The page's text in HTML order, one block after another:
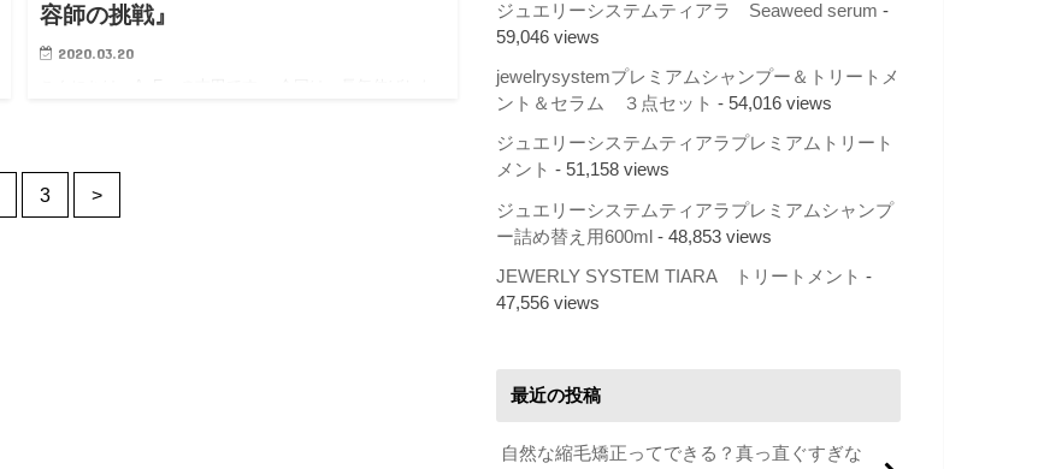
容師の挑戦』
2020.03.20
った。。」 …
3 >
ジュエリーシステムティアラ Seaweed serum -
59,046 views
jewelrysystemプレミアムシャンプー＆トリートメ
ント＆セラム ３点セット - 54,016 views
ジュエリーシステムティアラプレミアムトリート
メント - 51,158 views
ジュエリーシステムティアラプレミアムシャンプ
ー詰め替え用600ml - 48,853 views
JEWERLY SYSTEM TIARA トリートメント -
47,556 views
最近の投稿
自然な縮毛矯正ってできる？真っ直ぐすぎな